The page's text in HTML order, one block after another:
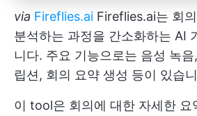
via Fireflies.ai Fireflies.ai는 회
분석하는 과정을 간소화하는 AI
니다. 주요 기능으로는 음성 녹
립션, 회의 요약 생성 등이 있습
이 tool은 회의에 대한 자세한 요